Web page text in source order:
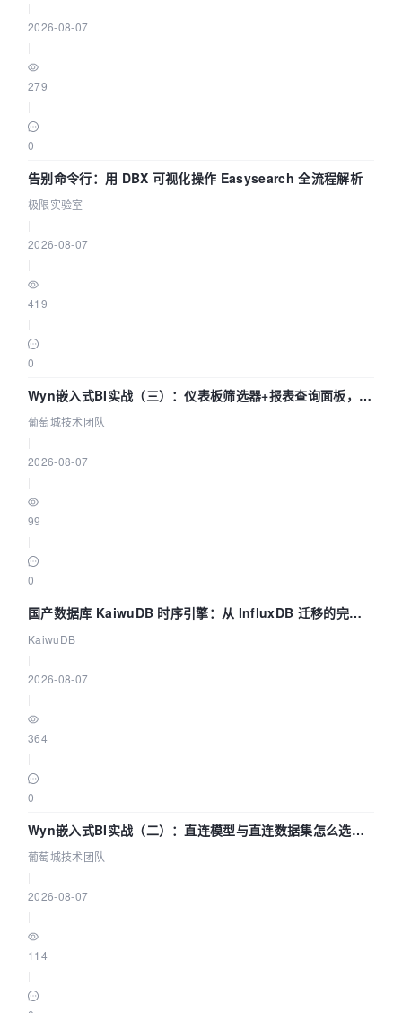
2026-08-07
279
0
告别命令行：用 DBX 可视化操作 Easysearch 全流程解析
极限实验室
2026-08-07
419
0
Wyn嵌入式BI实战（三）：仪表板筛选器+报表查询面板，参
数联动全闭环
葡萄城技术团队
2026-08-07
99
0
国产数据库 KaiwuDB 时序引擎：从 InfluxDB 迁移的完整
技术路径
KaiwuDB
2026-08-07
364
0
Wyn嵌入式BI实战（二）：直连模型与直连数据集怎么选，
参数为什么不生效？| 葡萄城技术团队
葡萄城技术团队
2026-08-07
114